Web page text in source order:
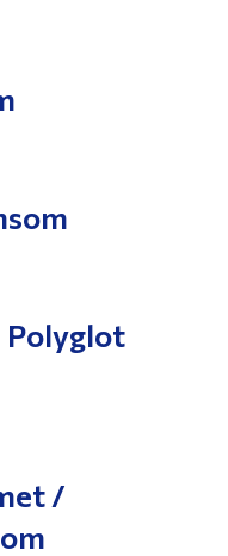
Polyglot
/